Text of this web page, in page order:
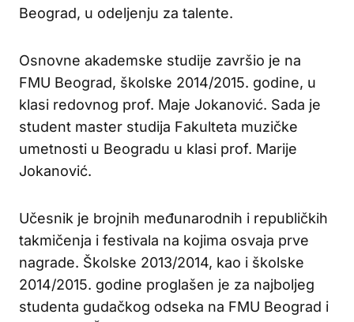
Beograd, u odeljenju za talente.
Osnovne akademske studije završio je na
FMU Beograd, školske 2014/2015. godine, u
klasi redovnog prof. Maje Jokanović. Sada je
student master studija Fakulteta muzičke
umetnosti u Beogradu u klasi prof. Marije
Jokanović.
Učesnik je brojnih međunarodnih i republičkih
takmičenja i festivala na kojima osvaja prve
nagrade. Školske 2013/2014, kao i školske
2014/2015. godine proglašen je za najboljeg
studenta gudačkog odseka na FMU Beograd i